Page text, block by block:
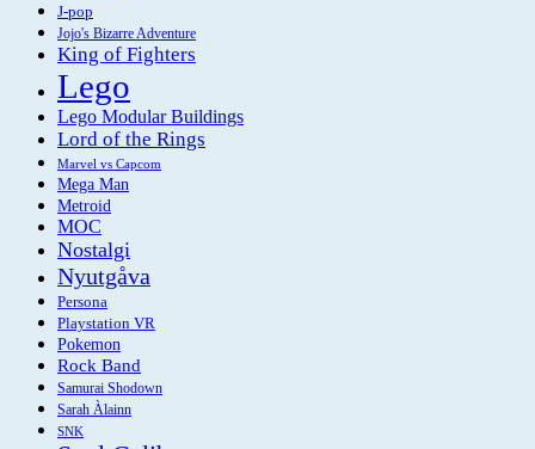
J-pop
Jojo's Bizarre Adventure
King of Fighters
Lego
Lego Modular Buildings
Lord of the Rings
Marvel vs Capcom
Mega Man
Metroid
MOC
Nostalgi
Nyutgåva
Persona
Playstation VR
Pokemon
Rock Band
Samurai Shodown
Sarah Àlainn
SNK